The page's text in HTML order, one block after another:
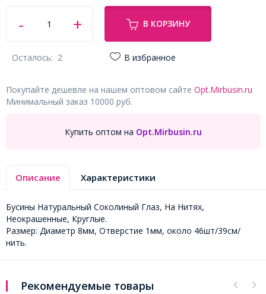
В КОРЗИНУ
Осталось: 2 В избранное
Покупайте дешевле на нашем оптовом сайте Opt.Mirbusin.ru
Минимальный заказ 10000 руб.
Купить оптом на Opt.Mirbusin.ru
Описание Характеристики
Бусины Натуральный Соколиный Глаз, На Нитях,
Неокрашенные, Круглые.
Размер: Диаметр 8мм, Отверстие 1мм, около 46шт/39см/
нить.
Рекомендуемые товары